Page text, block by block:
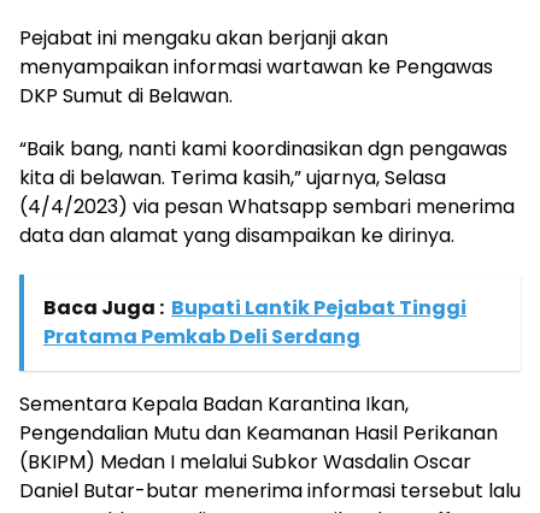
Pejabat ini mengaku akan berjanji akan
menyampaikan informasi wartawan ke Pengawas
DKP Sumut di Belawan.
“Baik bang, nanti kami koordinasikan dgn pengawas
kita di belawan. Terima kasih,” ujarnya, Selasa
(4/4/2023) via pesan Whatsapp sembari menerima
data dan alamat yang disampaikan ke dirinya.
Baca Juga : Bupati Lantik Pejabat Tinggi
Pratama Pemkab Deli Serdang
Sementara Kepala Badan Karantina Ikan,
Pengendalian Mutu dan Keamanan Hasil Perikanan
(BKIPM) Medan I melalui Subkor Wasdalin Oscar
Daniel Butar-butar menerima informasi tersebut lalu